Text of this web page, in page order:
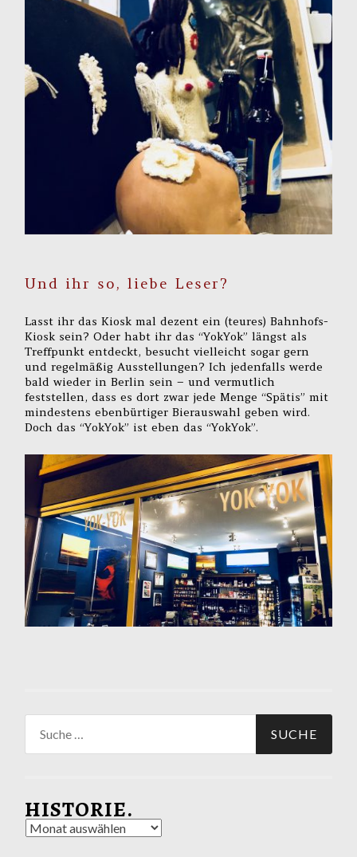
Und ihr so, liebe Leser?
Lasst ihr das Kiosk mal dezent ein (teures) Bahnhofs-
Kiosk sein? Oder habt ihr das “YokYok” längst als
Treffpunkt entdeckt, besucht vielleicht sogar gern
und regelmäßig Ausstellungen? Ich jedenfalls werde
bald wieder in Berlin sein – und vermutlich
feststellen, dass es dort zwar jede Menge “Spätis” mit
mindestens ebenbürtiger Bierauswahl geben wird.
Doch das “YokYok” ist eben das “YokYok”.
nach:
HISTORIE.
Historie.